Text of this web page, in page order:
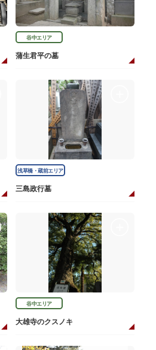
谷中エリア
蒲生君平の墓
浅草橋・蔵前エリア
三島政行墓
谷中エリア
大雄寺のクスノキ